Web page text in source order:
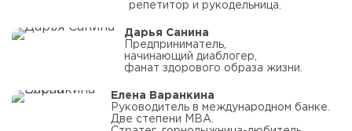
репетитор и рукодельница.
Дарья Санина
Предприниматель,
начинающий диаблогер,
фанат здорового образа жизни.
Елена Варанкина
Руководитель в международном банке.
Две степени МВА.